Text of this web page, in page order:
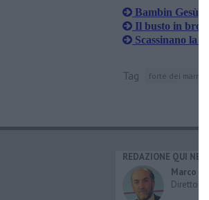
Bambin Gesù,
Il busto in
Scassinano la
Tag forte dei marmi
REDAZIONE QUI NEWS
Marco
Direttore